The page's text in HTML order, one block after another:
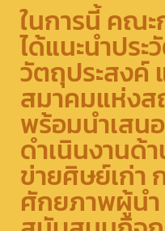
ในการนี้ คณะ
ได้แนะนำประ
วัตถุประสงค์
สมาคมแห่งส
พร้อมนำเสน
ดำเนินงานด้
ข่ายศิษย์เก่า
ศักยภาพผู้นำ